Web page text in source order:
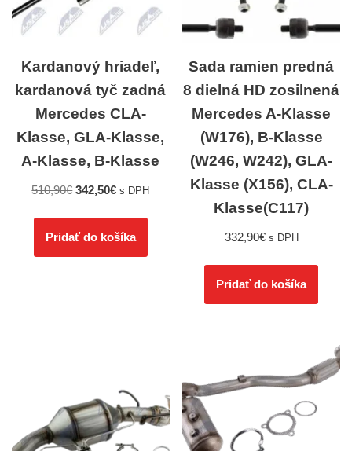
Kardanový hriadeľ,
kardanová tyč zadná
Mercedes CLA-
Klasse, GLA-Klasse,
A-Klasse, B-Klasse
510,90€ 342,50€ s DPH
Pridať do košíka
Sada ramien predná
8 dielná HD zosilnená
Mercedes A-Klasse
(W176), B-Klasse
(W246, W242), GLA-
Klasse (X156), CLA-
Klasse(C117)
332,90€ s DPH
Pridať do košíka